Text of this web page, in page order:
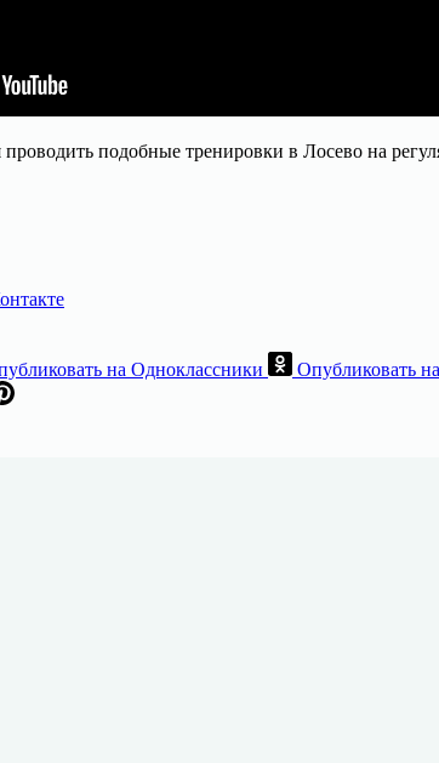
подобные тренировки в Лосево на
на Одноклассники Опубликовать